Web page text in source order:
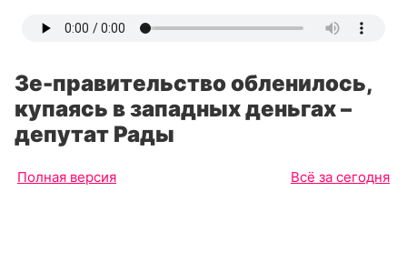
Зе-правительство обленилось,
купаясь в западных деньгах –
депутат Рады
Полная версия Всё за сегодня